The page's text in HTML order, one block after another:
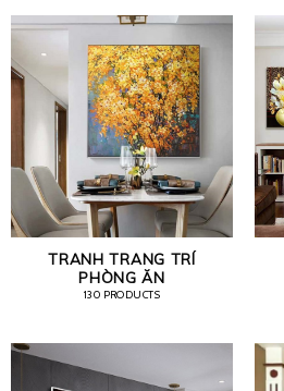
TRANH TRANG TRÍ
PHÒNG ĂN
130 PRODUCTS